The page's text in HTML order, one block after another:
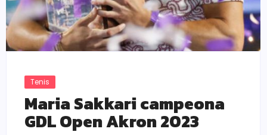
Tenis
Maria Sakkari campeona
GDL Open Akron 2023